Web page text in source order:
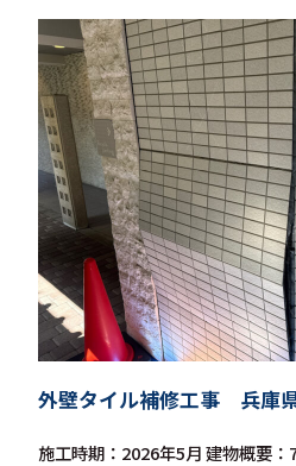
外壁タイル補修工事 兵庫
施工時期：2026年5月 建物概要